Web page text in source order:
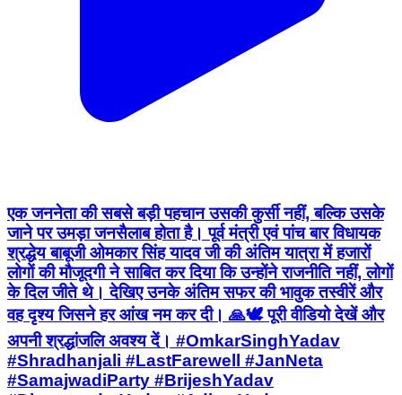
एक जननेता की सबसे बड़ी पहचान उसकी कुर्सी नहीं, बल्कि उसके
जाने पर उमड़ा जनसैलाब होता है। पूर्व मंत्री एवं पांच बार विधायक
श्रद्धेय बाबूजी ओमकार सिंह यादव जी की अंतिम यात्रा में हजारों
लोगों की मौजूदगी ने साबित कर दिया कि उन्होंने राजनीति नहीं, लोगों
के दिल जीते थे। देखिए उनके अंतिम सफर की भावुक तस्वीरें और
वह दृश्य जिसने हर आंख नम कर दी। 🙏🕊️ पूरी वीडियो देखें और
अपनी श्रद्धांजलि अवश्य दें। #OmkarSinghYadav
#Shradhanjali #LastFarewell #JanNeta
#SamajwadiParty #BrijeshYadav